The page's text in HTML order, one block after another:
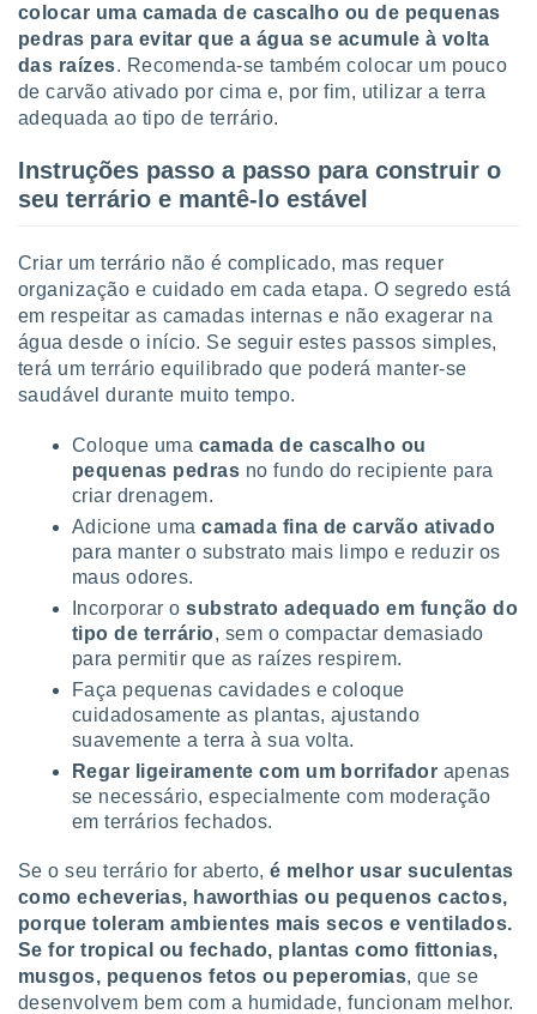
colocar uma camada de cascalho ou de pequenas
pedras para evitar que a água se acumule à volta
das raízes. Recomenda-se também colocar um pouco
de carvão ativado por cima e, por fim, utilizar a terra
adequada ao tipo de terrário.
Instruções passo a passo para construir o
seu terrário e mantê-lo estável
Criar um terrário não é complicado, mas requer
organização e cuidado em cada etapa. O segredo está
em respeitar as camadas internas e não exagerar na
água desde o início. Se seguir estes passos simples,
terá um terrário equilibrado que poderá manter-se
saudável durante muito tempo.
Coloque uma camada de cascalho ou
pequenas pedras no fundo do recipiente para
criar drenagem.
Adicione umacamada fina de carvão ativado
para manter o substrato mais limpo e reduzir os
maus odores.
Incorporar osubstrato adequado em função do
tipo de terrário, sem o compactar demasiado
para permitir que as raízes respirem.
Faça pequenas cavidades e coloque
cuidadosamente as plantas, ajustando
suavemente a terra à sua volta.
Regar ligeiramente com um borrifador apenas
se necessário, especialmente com moderação
em terrários fechados.
Se o seu terrário for aberto,é melhor usar suculentas
como echeverias, haworthias ou pequenos cactos,
porque toleram ambientes mais secos e ventilados.
Se for tropical ou fechado, plantas como fittonias,
musgos, pequenos fetos ou peperomias, que se
desenvolvem bem com a humidade, funcionam melhor.